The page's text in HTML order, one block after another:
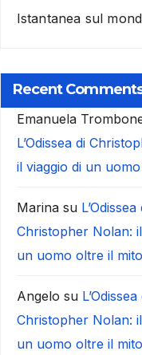
Istantanea sul
Recent
Emanuela
L’Odissea di
il viaggio di un
Marinasu L’Odissea
Christopher Nolan:
un uomo oltre il mito
Angelo su L’Odissea
Christopher Nolan:
un uomo oltre il mito